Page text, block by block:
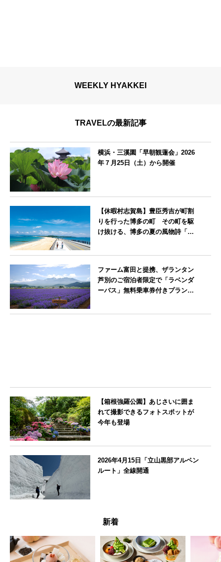
WEEKLY HYAKKEI
TRAVELの最新記事
横浜・三溪園「早朝観蓮会」2026
年７月25日（土）から開催
【休暇村志賀島】豊臣秀吉が町割
りを行った博多の町 その町を駆
け抜ける、博多の夏の風物詩「博
ファーム富田と提携、ザランタン
芦別のご宿泊者限定で「ラベンダ
ーバス」無料乗車券付きプランを
【箱根強羅公園】あじさいに囲ま
れて撮影できるフォトスポットが
今年も登場
2026年4月15日「立山黒部アルペン
ルート」全線開通
新着